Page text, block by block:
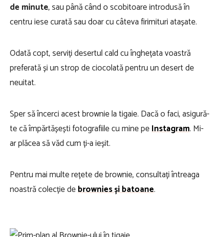
de minute, sau până când o scobitoare introdusă în
centru iese curată sau doar cu câteva firimituri atașate.
Odată copt, serviți desertul cald cu înghețata voastră
preferată și un strop de ciocolată pentru un desert de
neuitat.
Sper să încerci acest brownie la tigaie. Dacă o faci, asigură-
te că împărtășești fotografiile cu mine peInstagram. Mi-
ar plăcea să văd cum ți-a ieșit.
Pentru mai multe rețete de brownie, consultați întreaga
noastră colecție debrownies și batoane.